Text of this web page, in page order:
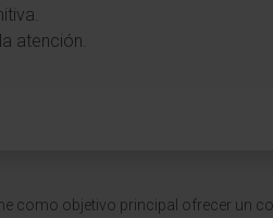
atención.
como objetivo principal ofrecer un